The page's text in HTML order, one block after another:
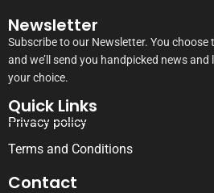
Newsletter
Subscribe to our Newsletter. You
and we’ll send you handpicked news
your choice.
Quick Links
Privacy policy
Terms and Conditions
Contact